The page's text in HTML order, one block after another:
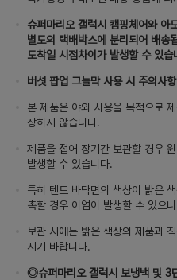
슈퍼마리오 갤럭시 캠핑체어와 아
별도의 택배박스에 분리되어 배송
도착일 시점차이가 발생할 수 있습
버섯 팝업 그늘막 사용 시 주의사항
본 제품은 야외 사용을 목적으로
장하지 않습니다.
제품을 접어 장기간 보관할 경우
발생할 수 있습니다.
특히 텐트 바닥면의 색상이 밝은
촉할 경우 이염이 발생할 수 있으
보관 시에는 밝은 색상의 제품과
시기 바랍니다.
◎슈퍼마리오 갤럭시 보냉백 및 3